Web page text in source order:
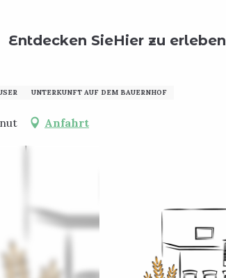
Entdecken SieHier zu erleben
UNTERKUNFT AUF DEM BAUERNHOF
Anfahrt